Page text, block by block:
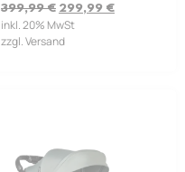
399,99€ 299,99 €
inkl. 20% MwSt
zzgl. Versand